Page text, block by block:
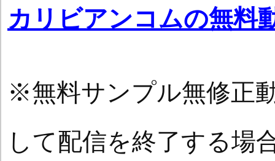
カリビアンコムの無料
※無料サンプル無修正
して配信を終了する場